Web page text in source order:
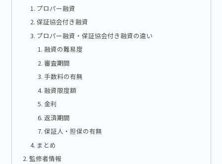
プロパー融資
保証協会付き融資
プロパー融資・保証協会付き融資の違い
融資の難易度
審査期間
手数料の有無
融資限度額
金利
返済期間
保証人・担保の有無
まとめ
監修者情報